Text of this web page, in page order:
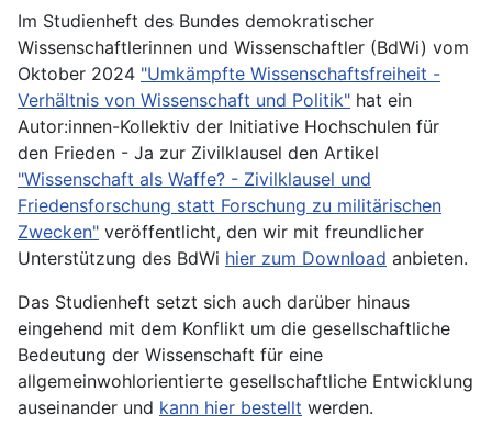
Im Studienheft des Bundes demokratischer
Wissenschaftlerinnen und Wissenschaftler (BdWi) vom
Oktober 2024 "Umkämpfte Wissenschaftsfreiheit -
Verhältnis von Wissenschaft und Politik" hat ein
Autor:innen-Kollektiv der Initiative Hochschulen für
den Frieden - Ja zur Zivilklausel den Artikel
"Wissenschaft als Waffe? - Zivilklausel und
Friedensforschung statt Forschung zu militärischen
Zwecken" veröffentlicht, den wir mit freundlicher
Unterstützung des BdWi hier zum Download anbieten.
Das Studienheft setzt sich auch darüber hinaus
eingehend mit dem Konflikt um die gesellschaftliche
Bedeutung der Wissenschaft für eine
allgemeinwohlorientierte gesellschaftliche Entwicklung
auseinander und kann hier bestellt werden.